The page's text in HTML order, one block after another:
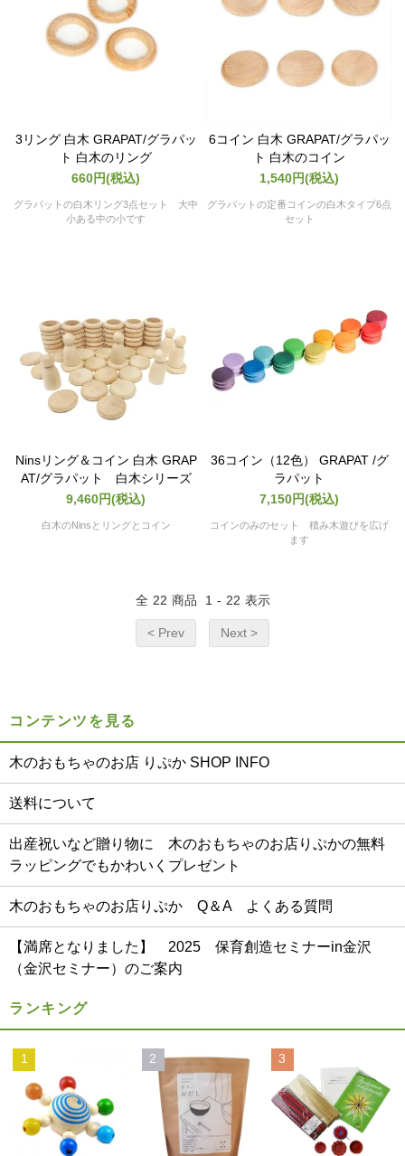
3リング 白木 GRAPAT/グラパッ
ト 白木のリング
660円(税込)
グラパットの白木リング3点セット 大中
小ある中の小です
6コイン 白木 GRAPAT/グラパッ
ト 白木のコイン
1,540円(税込)
グラパットの定番コインの白木タイプ6点
セット
Ninsリング＆コイン 白木 GRAP
AT/グラパット 白木シリーズ
9,460円(税込)
白木のNinsとリングとコイン
36コイン（12色） GRAPAT /グ
ラパット
7,150円(税込)
コインのみのセット 積み木遊びを広げ
ます
全 22 商品 1 - 22 表示
< Prev Next >
コンテンツを見る
木のおもちゃのお店 りぷか SHOP INFO
送料について
出産祝いなど贈り物に 木のおもちゃのお店りぷかの無料
ラッピングでもかわいくプレゼント
木のおもちゃのお店りぷか Q＆A よくある質問
【満席となりました】 2025 保育創造セミナーin金沢
（金沢セミナー）のご案内
ランキング
1 2 3